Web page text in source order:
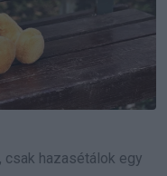
csak hazasétálok egy